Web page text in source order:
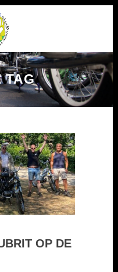
TAG
OP DE